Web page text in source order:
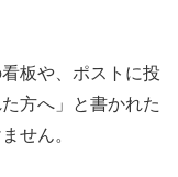
板や、ポストに投
方へ」と書かれた
せん。